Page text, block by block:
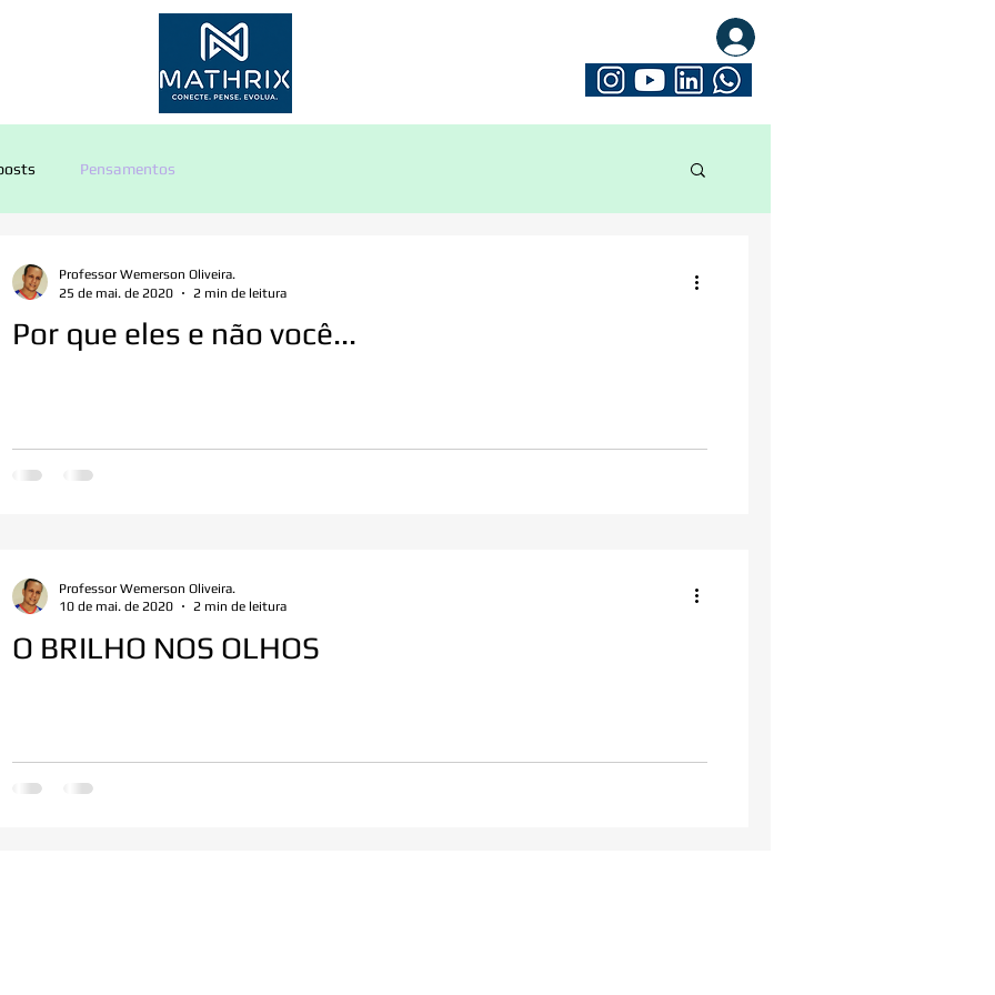
Pensamentos
Por que eles e não você...
Professor Wemerson Oliveira.
25 de mai. de 2020
2 min de leitura
O BRILHO NOS OLHOS
Professor Wemerson Oliveira.
10 de mai. de 2020
2 min de leitura